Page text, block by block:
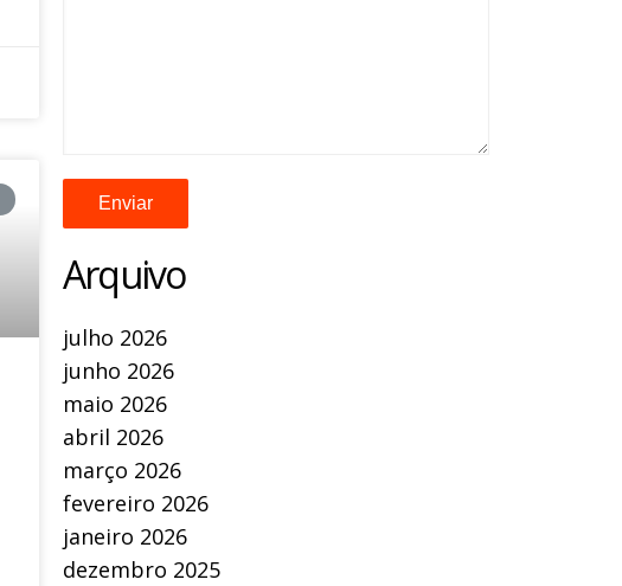
Arquivo
julho 2026
junho 2026
maio 2026
abril 2026
março 2026
fevereiro 2026
janeiro 2026
dezembro 2025